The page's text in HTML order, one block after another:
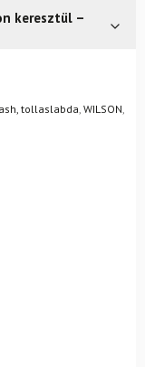
keresztül –
– a terméket
indoklás nélkül.
tollaslabda WILSON